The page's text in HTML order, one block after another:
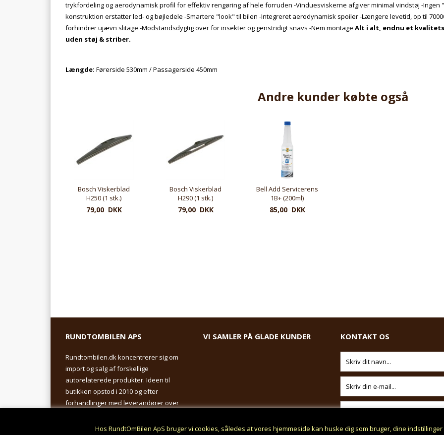
Hos RundtOmBilen ApS bruger vi cookies, således at vores hjemmeside kan huske dig som bruger, dine
trykfordeling og aerodynamisk profil for effektiv rengøring af hele forruden -Vinduesviskerne afgiver minimal vindstøj -
konstruktion erstatter led- og bøjledele -Smartere "look" til bilen -Integreret aerodynamisk spoiler -Længere levetid, op til
forhindrer ujævn slitage -Modstandsdygtig over for insekter og genstridigt snavs -Nem montage Alt i alt, endnu et
uden støj & striber.
Længde: Førerside 530mm / Passagerside 450mm
Andre kunder købte også
Bosch Viskerblad
H250 (1 stk.)
79,00 DKK
Bosch Viskerblad
H290 (1 stk.)
79,00 DKK
Bell Add Servicerens
1B+ (200ml)
85,00 DKK
RUNDTOMBILEN APS
Rundtombilen.dk koncentrerer sig om
import og salg af forskellige
autorelaterede produkter. Ideen til
butikken opstod i 2010 og efter
forhandlinger med leverandører over
VI SAMLER PÅ GLADE KUNDER KONTAKT OS